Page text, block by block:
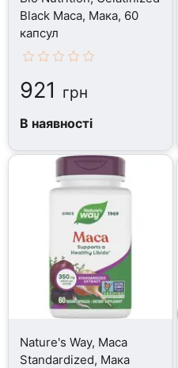
Black Maca, Мака, 60
капсул
921 грн
В наявності
Nature's Way, Maca
Standardized, Мака